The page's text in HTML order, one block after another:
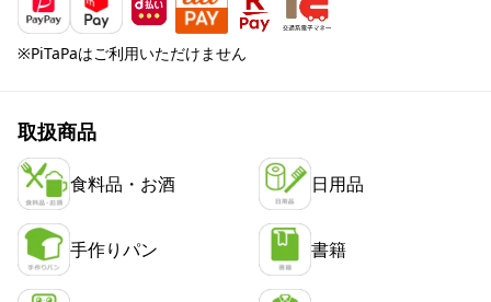
※PiTaPaはご利用いただけません
取扱商品
食料品・お酒 日用品
手作りパン 書籍